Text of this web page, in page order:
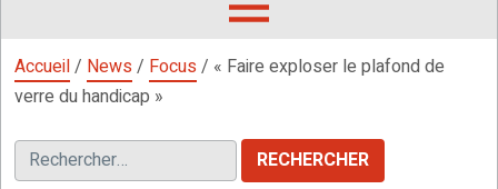
OUVRIR
MENU
Accueil/ News/ Focus/ « Faire exploser le plafond de
verre du handicap »
Rechercher :